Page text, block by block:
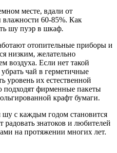
месте, вдали от
60-85%. Как
шу пуэр в шкаф.
отопительные приборы и
низким, желательно
воздуха. Если нет такой
чай в герметичные
уровень их естественной
подходят фирменные пакеты
крафт бумаги.
с каждым годом становится
радовать знатоков и любителей
на протяжении многих лет.